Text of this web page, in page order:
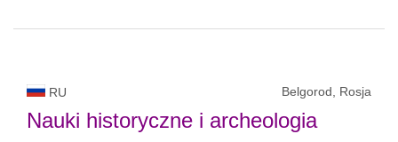
RU Belgorod, Rosja
Nauki historyczne i archeologia